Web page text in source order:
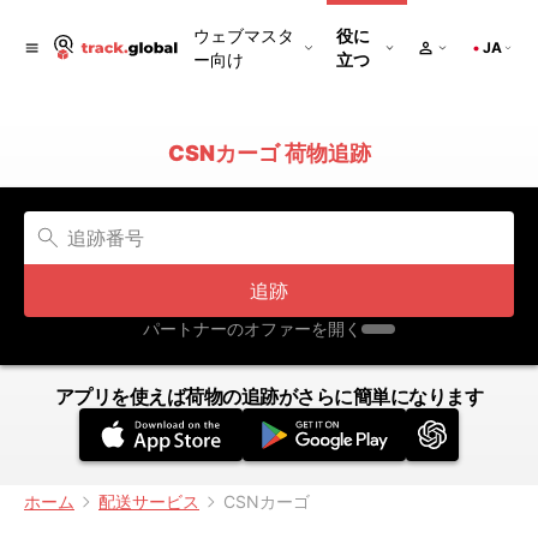
ウェブマスタ
ー向け
役に
立つ
JA
CSNカーゴ 荷物追跡
追跡
パートナーのオファーを開く
アプリを使えば荷物の追跡がさらに簡単になります
ホーム 配送サービス CSNカーゴ